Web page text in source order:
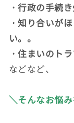
・行政の手続
・知り合いが
い。。
・住まいのト
などなど、
＼そんなお悩